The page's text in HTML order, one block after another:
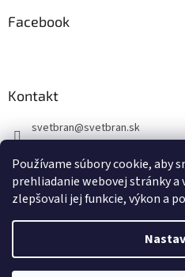
Používame súbory cookie, aby
prehliadanie webovej stránky a
zlepšovali jej funkcie, výkon a
Facebook
Kontakt
svetbran@svetbran.sk
https://www.facebook.com/